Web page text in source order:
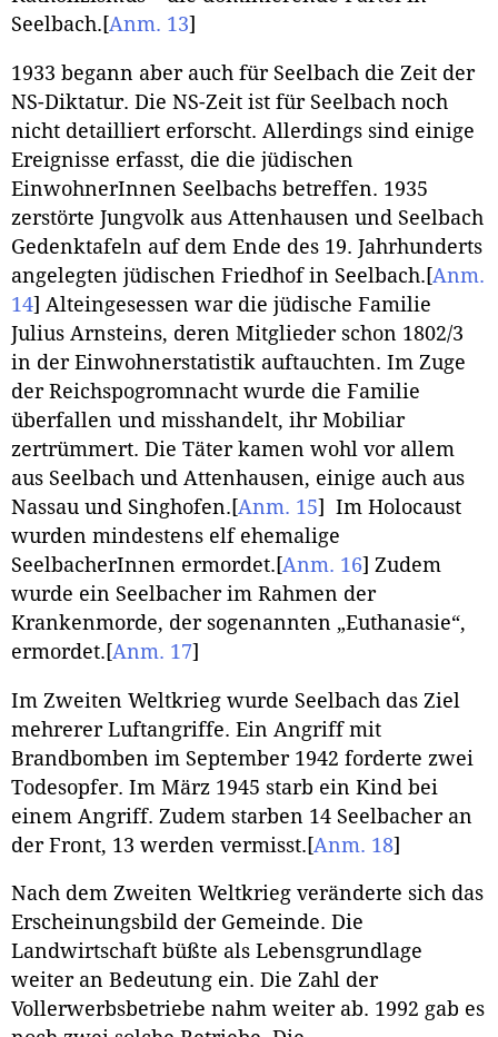
Seelbach. [Anm. 13]
1933 begann aber auch für Seelbach die Zeit der
NS-Diktatur. Die NS-Zeit ist für Seelbach noch
nicht detailliert erforscht. Allerdings sind einige
Ereignisse erfasst, die die jüdischen
EinwohnerInnen Seelbachs betreffen. 1935
zerstörte Jungvolk aus Attenhausen und Seelbach
Gedenktafeln auf dem Ende des 19. Jahrhunderts
angelegten jüdischen Friedhof in Seelbach. [Anm.
14] Alteingesessen war die jüdische Familie
Julius Arnsteins, deren Mitglieder schon 1802/3
in der Einwohnerstatistik auftauchten. Im Zuge
der Reichspogromnacht wurde die Familie
überfallen und misshandelt, ihr Mobiliar
zertrümmert. Die Täter kamen wohl vor allem
aus Seelbach und Attenhausen, einige auch aus
Nassau und Singhofen. [Anm. 15]
Im Holocaust
wurden mindestens elf ehemalige
SeelbacherInnen ermordet. [Anm. 16] Zudem
wurde ein Seelbacher im Rahmen der
Krankenmorde, der sogenannten „Euthanasie“,
ermordet. [Anm. 17]
Im Zweiten Weltkrieg wurde Seelbach das Ziel
mehrerer Luftangriffe. Ein Angriff mit
Brandbomben im September 1942 forderte zwei
Todesopfer. Im März 1945 starb ein Kind bei
einem Angriff. Zudem starben 14 Seelbacher an
der Front, 13 werden vermisst. [Anm. 18]
Nach dem Zweiten Weltkrieg veränderte sich das
Erscheinungsbild der Gemeinde. Die
Landwirtschaft büßte als Lebensgrundlage
weiter an Bedeutung ein. Die Zahl der
Vollerwerbsbetriebe nahm weiter ab. 1992 gab es